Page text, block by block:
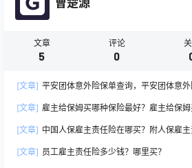
文章
5
评论
0
[文章] 平安团体意外险保单查询，平安团体意
[文章] 雇主给保姆买哪种保险最好？雇主给保姆
[文章] 中国人保雇主责任险在哪买？附人保雇
[文章] 员工雇主责任险多少钱？哪里买？